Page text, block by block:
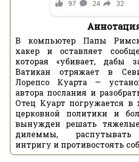
В компьютер Папы
хакер и оставляет
которая «убивает, дабы
Ватикан отряжает в
Лорепсо Куарта —
автора послания и
Отец Куарт погружается в
церковной политики и
вынужден решать
дилеммы, распутывать
интригу и противостоять